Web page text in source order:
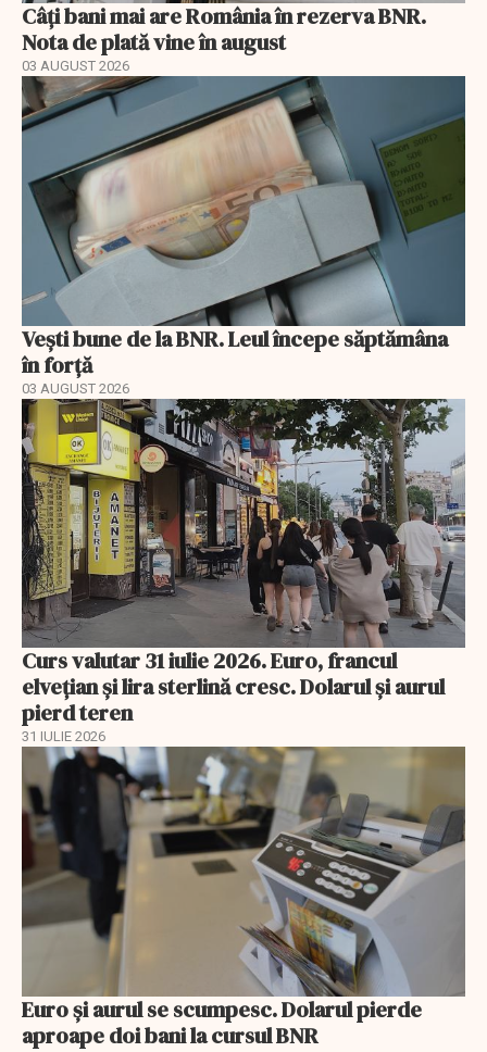
Câți bani mai are România în rezerva BNR.
Nota de plată vine în august
03 AUGUST 2026
Vești bune de la BNR. Leul începe săptămâna
în forță
03 AUGUST 2026
Curs valutar 31 iulie 2026. Euro, francul
elvețian și lira sterlină cresc. Dolarul și aurul
pierd teren
31 IULIE 2026
Euro și aurul se scumpesc. Dolarul pierde
aproape doi bani la cursul BNR